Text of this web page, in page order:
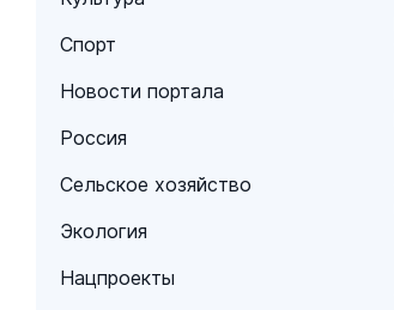
Спорт
Новости портала
Россия
Сельское хозяйство
Экология
Нацпроекты